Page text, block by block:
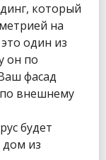
который
на
один из
он по
фасад
по внешнему
будет
дом из